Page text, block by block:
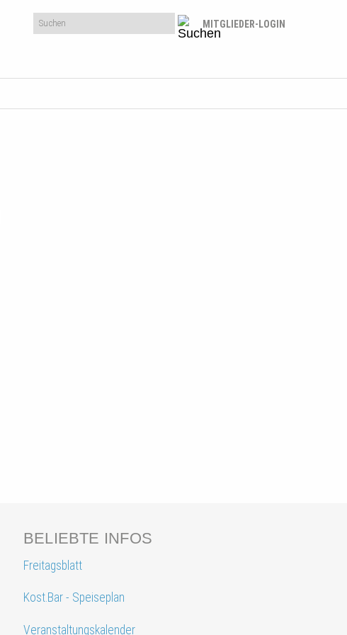
MITGLIEDER-LOGIN
BELIEBTE INFOS
Freitagsblatt
Kost.Bar - Speiseplan
Veranstaltungskalender